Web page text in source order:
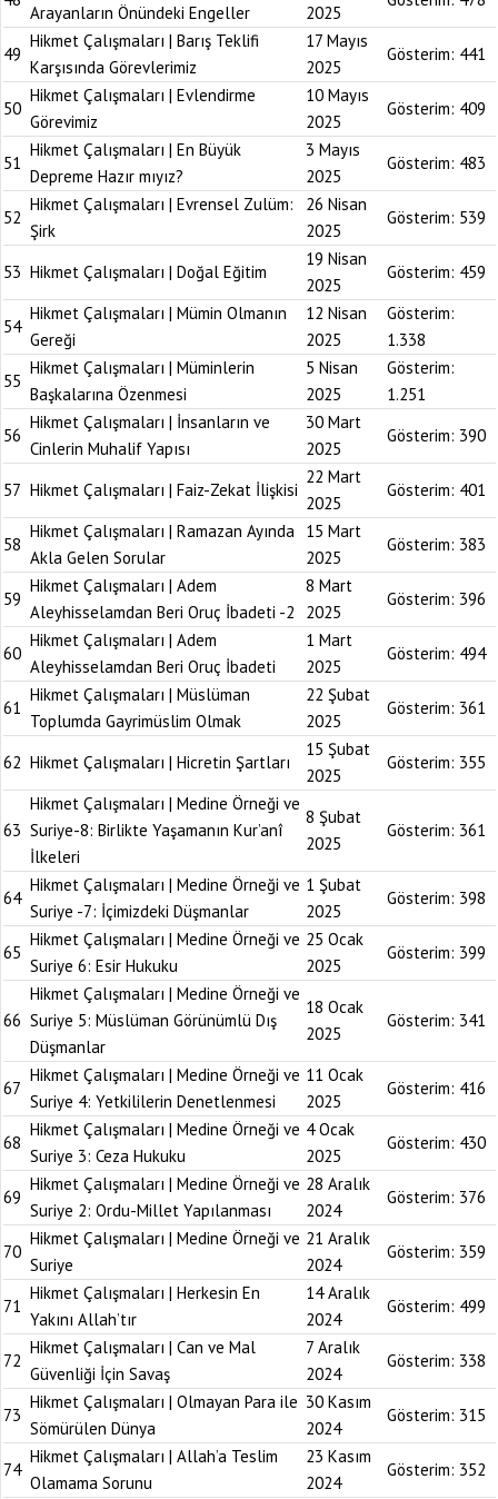
Arayanların Önündeki Engeller 2025
49
Hikmet Çalışmaları | Barış Teklifi
Karşısında Görevlerimiz
17 Mayıs
2025
Gösterim: 441
50
Hikmet Çalışmaları | Evlendirme
Görevimiz
10 Mayıs
2025
Gösterim: 409
51
Hikmet Çalışmaları | En Büyük
Depreme Hazır mıyız?
3 Mayıs
2025
Gösterim: 483
52
Hikmet Çalışmaları | Evrensel Zulüm:
Şirk
26 Nisan
2025
Gösterim: 539
53 Hikmet Çalışmaları | Doğal Eğitim
19 Nisan
2025
Gösterim: 459
54
Hikmet Çalışmaları | Mümin Olmanın
Gereği
12 Nisan
2025
Gösterim:
1.338
55
Hikmet Çalışmaları | Müminlerin
Başkalarına Özenmesi
5 Nisan
2025
Gösterim:
1.251
56
Hikmet Çalışmaları | İnsanların ve
Cinlerin Muhalif Yapısı
30 Mart
2025
Gösterim: 390
57 Hikmet Çalışmaları | Faiz-Zekat İlişkisi
22 Mart
2025
Gösterim: 401
58
Hikmet Çalışmaları | Ramazan Ayında
Akla Gelen Sorular
15 Mart
2025
Gösterim: 383
59
Hikmet Çalışmaları | Adem
Aleyhisselamdan Beri Oruç İbadeti -2
8 Mart
2025
Gösterim: 396
60
Hikmet Çalışmaları | Adem
Aleyhisselamdan Beri Oruç İbadeti
1 Mart
2025
Gösterim: 494
61
Hikmet Çalışmaları | Müslüman
Toplumda Gayrimüslim Olmak
22 Şubat
2025
Gösterim: 361
62 Hikmet Çalışmaları | Hicretin Şartları
15 Şubat
2025
Gösterim: 355
63
Hikmet Çalışmaları | Medine Örneği ve
Suriye-8: Birlikte Yaşamanın Kur’anî
İlkeleri
8 Şubat
2025
Gösterim: 361
64
Hikmet Çalışmaları | Medine Örneği ve
Suriye -7: İçimizdeki Düşmanlar
1 Şubat
2025
Gösterim: 398
65
Hikmet Çalışmaları | Medine Örneği ve
Suriye 6: Esir Hukuku
25 Ocak
2025
Gösterim: 399
66
Hikmet Çalışmaları | Medine Örneği ve
Suriye 5: Müslüman Görünümlü Dış
Düşmanlar
18 Ocak
2025
Gösterim: 341
67
Hikmet Çalışmaları | Medine Örneği ve
Suriye 4: Yetkililerin Denetlenmesi
11 Ocak
2025
Gösterim: 416
68
Hikmet Çalışmaları | Medine Örneği ve
Suriye 3: Ceza Hukuku
4 Ocak
2025
Gösterim: 430
69
Hikmet Çalışmaları | Medine Örneği ve
Suriye 2: Ordu-Millet Yapılanması
28 Aralık
2024
Gösterim: 376
70
Hikmet Çalışmaları | Medine Örneği ve
Suriye
21 Aralık
2024
Gösterim: 359
71
Hikmet Çalışmaları | Herkesin En
Yakını Allah’tır
14 Aralık
2024
Gösterim: 499
72
Hikmet Çalışmaları | Can ve Mal
Güvenliği İçin Savaş
7 Aralık
2024
Gösterim: 338
73
Hikmet Çalışmaları | Olmayan Para ile
Sömürülen Dünya
30 Kasım
2024
Gösterim: 315
74
Hikmet Çalışmaları | Allah’a Teslim
Olamama Sorunu
23 Kasım
2024
Gösterim: 352